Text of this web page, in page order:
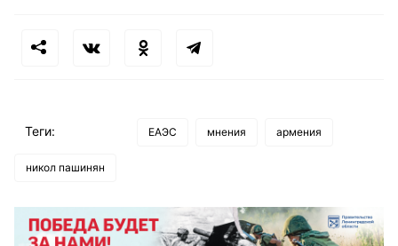
Теги: ЕАЭС мнения армения
никол пашинян